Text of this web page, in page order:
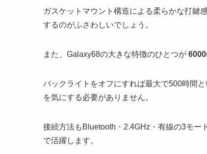
ガスケットマウント構造による柔らかな打鍵
するのがふさわしいでしょう。
また、Galaxy68の大きな特徴のひとつが
バックライトをオフにすれば最大で500時間
を気にする必要がありません。
接続方法もBluetooth・2.4GHz・有線の3モー
で活躍します。